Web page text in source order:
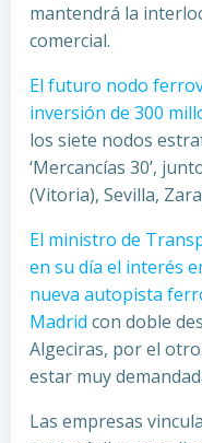
mantendrá la
comercial.
El futuro nodo
inversión de 300
los siete nodos
‘Mercancías 30’,
(Vitoria), Sevilla,
El ministro de
en su día el interés
nueva autopista
Madrid con doble
Algeciras, por el
estar muy
Las empresas